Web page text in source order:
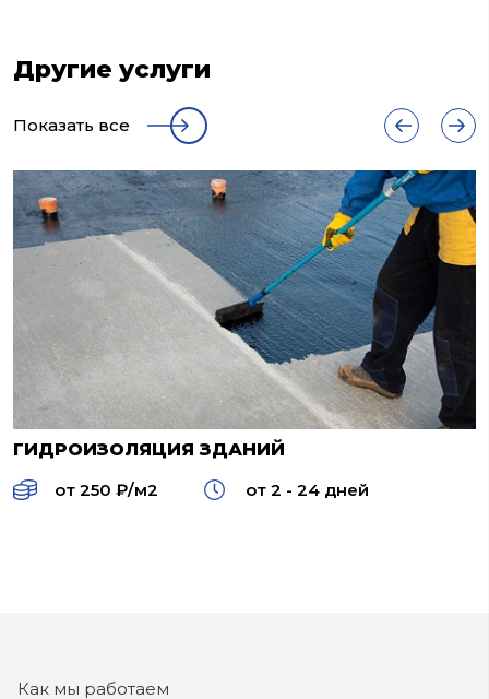
Другие услуги
Показать все
ГИДРОИЗОЛЯЦИЯ ЗДАНИЙ
от 250 ₽/м2
от 2 - 24 дней
Как мы работаем